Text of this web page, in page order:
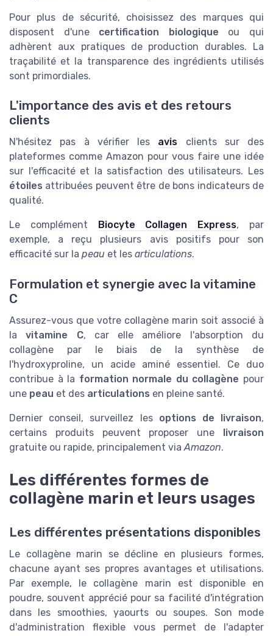
Pour plus de sécurité, choisissez des marques qui
disposent d'une certification biologique ou qui
adhèrent aux pratiques de production durables. La
traçabilité et la transparence des ingrédients utilisés
sont primordiales.
L'importance des avis et des retours
clients
N'hésitez pas à vérifier les avis clients sur des
plateformes comme Amazon pour vous faire une idée
sur l'efficacité et la satisfaction des utilisateurs. Les
étoiles attribuées peuvent être de bons indicateurs de
qualité.
Le complément Biocyte Collagen Express, par
exemple, a reçu plusieurs avis positifs pour son
efficacité sur la peau et les articulations.
Formulation et synergie avec la vitamine
C
Assurez-vous que votre collagène marin soit associé à
lavitamine C, car elle améliore l'absorption du
collagène par le biais de la synthèse de
l'hydroxyproline, un acide aminé essentiel. Ce duo
contribue à la formation normale du collagène pour
une peau et des articulations en pleine santé.
Dernier conseil, surveillez les options de livraison,
certains produits peuvent proposer une livraison
gratuite ou rapide, principalement via Amazon.
Les différentes formes de
collagène marin et leurs usages
Les différentes présentations disponibles
Le collagène marin se décline en plusieurs formes,
chacune ayant ses propres avantages et utilisations.
Par exemple, le collagène marin est disponible en
poudre, souvent apprécié pour sa facilité d'intégration
dans les smoothies, yaourts ou soupes. Son mode
d'administration flexible vous permet de l'adapter